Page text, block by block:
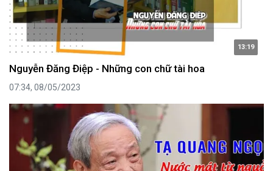
13:19
Nguyễn Đăng Điệp - Những con chữ tài hoa
07:34, 08/05/2023